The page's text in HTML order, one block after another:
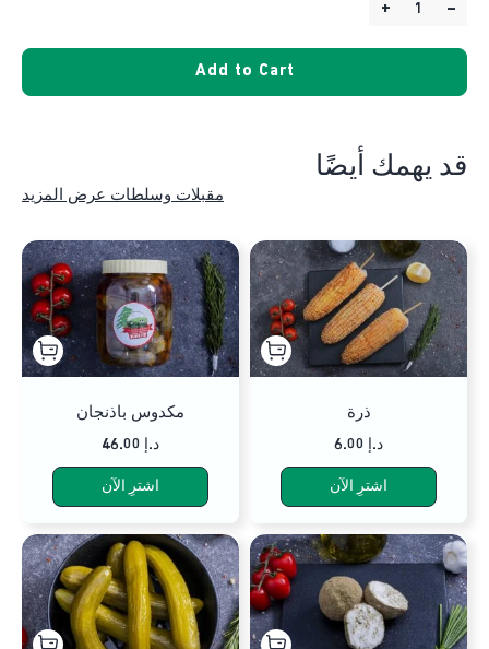
–
+
Add to Cart
قد يهمك أيضًا
مقبلات وسلطات عرض المزيد
ذرة
6.00 د.إ
اشترِ الآن
مكدوس باذنجان
46.00 د.إ
اشترِ الآن